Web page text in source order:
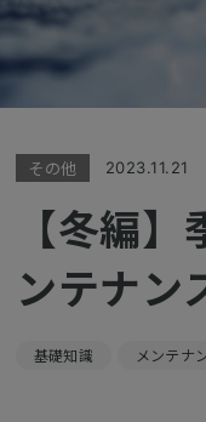
その他 2023.11.21
【冬編
ンテナン
基礎知識 メンテナ